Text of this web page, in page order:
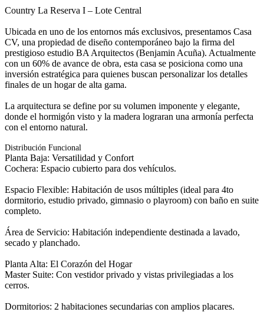
Country La Reserva I – Lote Central
Ubicada en uno de los entornos más exclusivos, presentamos Casa
CV, una propiedad de diseño contemporáneo bajo la firma del
prestigioso estudio BA Arquitectos (Benjamin Acuña). Actualmente
con un 60% de avance de obra, esta casa se posiciona como una
inversión estratégica para quienes buscan personalizar los detalles
finales de un hogar de alta gama.
La arquitectura se define por su volumen imponente y elegante,
donde el hormigón visto y la madera lograran una armonía perfecta
con el entorno natural.
Distribución Funcional
Planta Baja: Versatilidad y Confort
Cochera: Espacio cubierto para dos vehículos.
Espacio Flexible: Habitación de usos múltiples (ideal para 4to
dormitorio, estudio privado, gimnasio o playroom) con baño en suite
completo.
Área de Servicio: Habitación independiente destinada a lavado,
secado y planchado.
Planta Alta: El Corazón del Hogar
Master Suite: Con vestidor privado y vistas privilegiadas a los
cerros.
Dormitorios: 2 habitaciones secundarias con amplios placares.